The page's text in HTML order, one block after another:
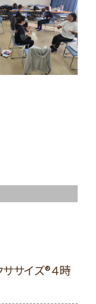
サイズ®４時